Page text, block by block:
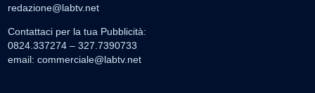
redazione@labtv.net
Contattaci per la tua Pubblicità:
0824.337274 – 327.7390733
email: commerciale@labtv.net